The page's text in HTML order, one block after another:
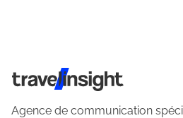
Travel Insight
Agence de communication